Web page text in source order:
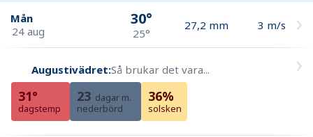
Mån
24 aug
30°
25°
27,2 mm 3 m/s
Augustivädret:Så brukar det vara...
31°
dagstemp
23 dagar m.
nederbörd
36%
solsken